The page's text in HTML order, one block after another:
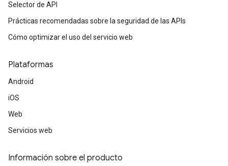
Selector de API
Prácticas recomendadas sobre la seguridad de las APIs
Cómo optimizar el uso del servicio web
Plataformas
Android
iOS
Web
Servicios web
Información sobre el producto